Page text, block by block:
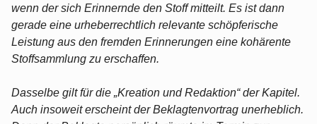
wenn der sich Erinnernde den Stoff mitteilt. Es ist dann
gerade eine urheberrechtlich relevante schöpferische
Leistung aus den fremden Erinnerungen eine kohärente
Stoffsammlung zu erschaffen.
Dasselbe gilt für die „Kreation und Redaktion“ der Kapitel.
Auch insoweit erscheint der Beklagtenvortrag unerheblich.